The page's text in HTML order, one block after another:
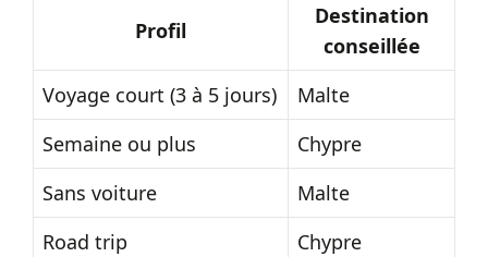
Profil
Destination
conseillée
Voyage court (3 à 5 jours)
Malte
Semaine ou plus
Chypre
Sans voiture
Malte
Road trip
Chypre